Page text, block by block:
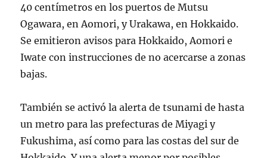
40 centímetros en los puertos de Mutsu
Ogawara, en Aomori, y Urakawa, en Hokkaido.
Se emitieron avisos para Hokkaido, Aomori e
Iwate con instrucciones de no acercarse a zonas
bajas.
También se activó la alerta de tsunami de hasta
un metro para las prefecturas de Miyagi y
Fukushima, así como para las costas del sur de